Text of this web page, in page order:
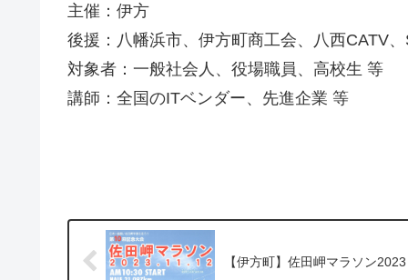
主催：伊方
後援：八幡浜市、伊方町商工会、八西CATV
対象者：一般社会人、役場職員、高校生 等
講師：全国のITベンダー、先進企業 等
【伊方町】佐田岬マラソン2023